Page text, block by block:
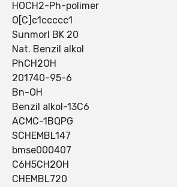
HOCH2-Ph-polimer
O[C]c1ccccc1
Sunmorl BK 20
Nat. Benzil alkol
PhCH2OH
201740-95-6
Bn-OH
Benzil alkol-13C6
ACMC-1BQPG
SCHEMBL147
bmse000407
C6H5CH2OH
CHEMBL720